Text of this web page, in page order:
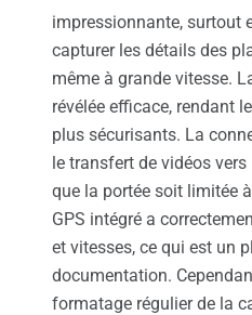
impressionnante, surtout
capturer les détails des
même à grande vitesse.
révélée efficace, rendant
plus sécurisants. La
le transfert de vidéos
que la portée soit limitée
GPS intégré a
et vitesses, ce qui est un
documentation.
formatage régulier de la